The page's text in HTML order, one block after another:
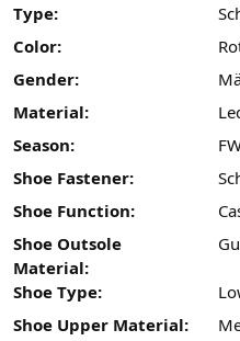
Type:
Color:
Gender:
Material:
Season:
Shoe Fastener:
Shoe Function:
Shoe Outsole
Material:
Shoe Type:
Shoe Upper Material: